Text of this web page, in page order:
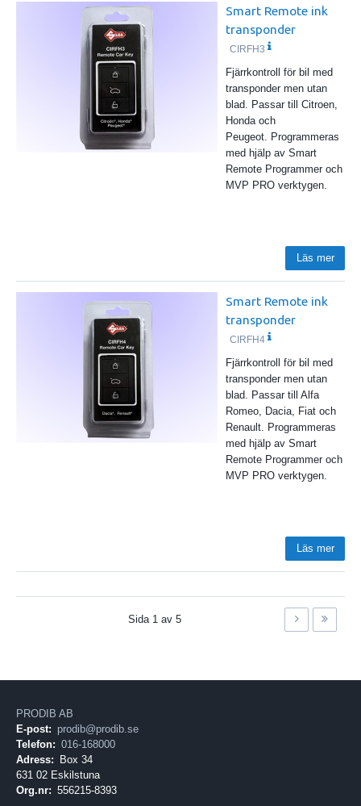
Smart Remote ink
transponder
CIRFH3
Fjärrkontroll för bil med
transponder men utan
blad. Passar till Citroen,
Honda och
Peugeot. Programmeras
med hjälp av Smart
Remote Programmer och
MVP PRO verktygen.
Läs mer
Smart Remote ink
transponder
CIRFH4
Fjärrkontroll för bil med
transponder men utan
blad. Passar till Alfa
Romeo, Dacia, Fiat och
Renault. Programmeras
med hjälp av Smart
Remote Programmer och
MVP PRO verktygen.
Läs mer
Sida 1 av 5
PRODIB AB
E-post: prodib@prodib.se
Telefon: 016-168000
Adress:
Box 34
631 02 Eskilstuna
Org.nr: 556215-8393